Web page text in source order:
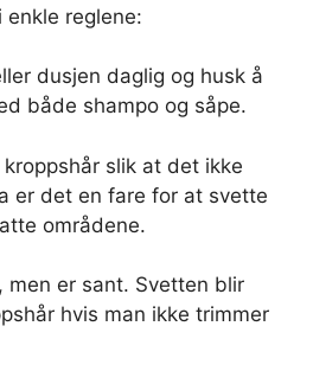
reglene:
dusjen daglig og husk å
både shampo og såpe.
slik at det ikke
er det en fare for at svette
områdene.
men er sant. Svetten blir
hvis man ikke trimmer